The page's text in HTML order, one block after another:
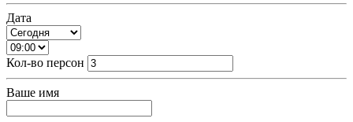
Дата
Кол-во персон
Ваше имя